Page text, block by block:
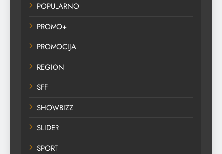
POPULARNO
PROMO+
PROMOCIJA
REGION
SFF
SHOWBIZZ
SLIDER
SPORT